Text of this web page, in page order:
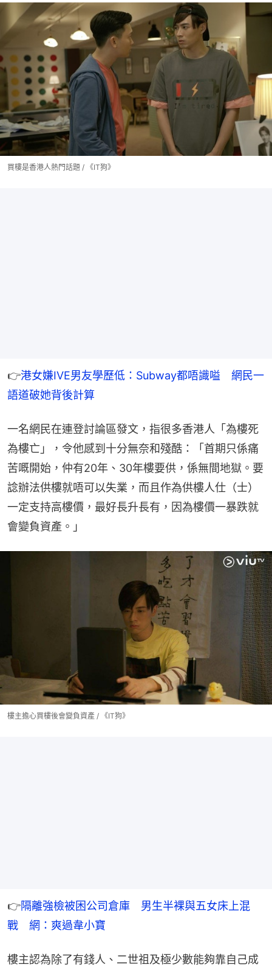
買樓是香港人熱門話題 / 《IT狗》
👉港女嫌IVE男友學歷低：Subway都唔識嗌　網民一
語道破她背後計算
一名網民在連登討論區發文，指很多香港人「為樓死
為樓亡」，令他感到十分無奈和殘酷：「首期只係痛
苦嘅開始，仲有20年、30年樓要供，係無間地獄。要
諗辦法供樓就唔可以失業，而且作為供樓人仕（士）
一定支持高樓價，最好長升長有，因為樓價一暴跌就
會變負資產。」
樓主擔心買樓後會變負資產 / 《IT狗》
👉隔離強檢被困公司倉庫　男生半裸與五女床上混
戰　網：爽過韋小寶
樓主認為除了有錢人、二世祖及極少數能夠靠自己成